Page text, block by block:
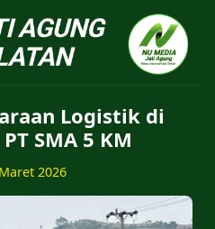
NU Jatiagung - Situs
Logistik di
SMA 5 KM
2026